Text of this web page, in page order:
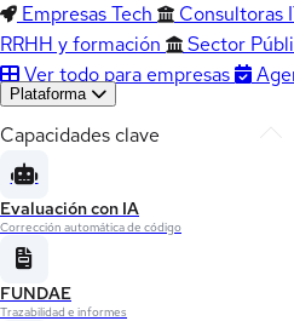
Empresas Tech
Consultoras
RRHH y formación
Sector
Ver todo para empresas
Plataforma
Capacidades clave
Evaluación con IA
Corrección automática de código
FUNDAE
Trazabilidad e informes